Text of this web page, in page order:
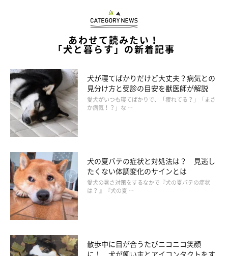
あわせて読みたい！
「犬と暮らす」の新着記事
犬が寝てばかりだけど大丈夫？病気との
見分け方と受診の目安を獣医師が解説
愛犬がいつも寝てばかりで、「疲れてる？」「まさ
か病気！？」な …
犬の夏バテの症状と対処法は？ 見逃し
たくない体調変化のサインとは
愛犬の暑さ対策をするなかで『犬の夏バテの症状
は？ 』『犬の夏 …
散歩中に目が合うたびニコニコ笑顔
に！ 犬が飼い主とアイコンタクトをす